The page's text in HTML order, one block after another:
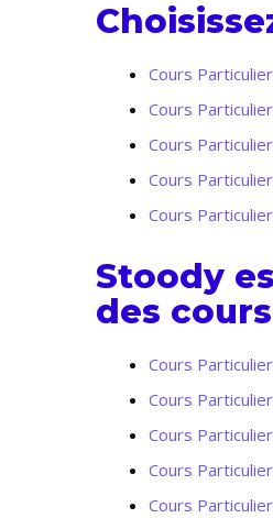
Cours
Cours
Cours
Cours
Cours
Stoody
des
Cours
Cours
Cours
Cours
Cours